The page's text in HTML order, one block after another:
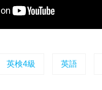
英検4級 英語